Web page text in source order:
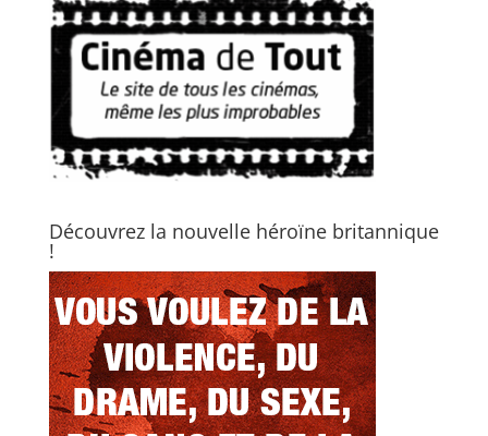
Découvrez la nouvelle héroïne britannique
!